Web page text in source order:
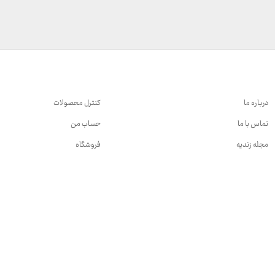
درباره ما
تماس با ما
مجله زندیه
کنترل محصولات
حساب من
فروشگاه